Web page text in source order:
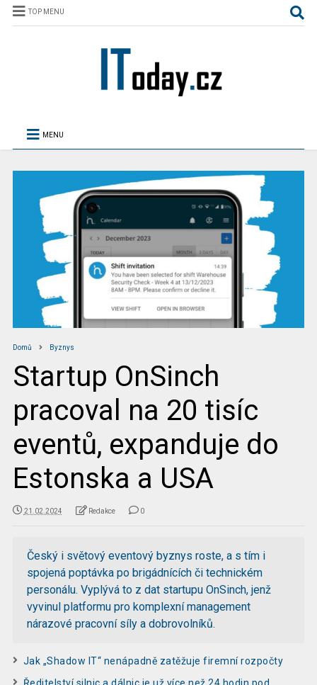
TOP MENU
MENU
Domů Byznys
Startup OnSinch
pracoval na 20 tisíc
eventů, expanduje do
Estonska a USA
21.02.2024 Redakce 0
Český i světový eventový byznys roste, a s tím i
spojená poptávka po brigádnících či technickém
personálu. Vyplývá to z dat startupu OnSinch, jenž
vyvinul platformu pro komplexní management
nárazové pracovní síly a dobrovolníků.
Jak „Shadow IT“ nenápadně zatěžuje firemní rozpočty